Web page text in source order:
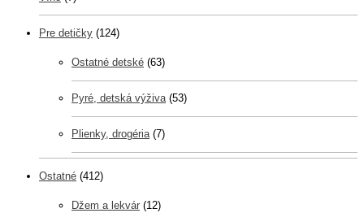
Pre detičky (124)
Ostatné detské (63)
Pyré, detská výživa (53)
Plienky, drogéria (7)
Ostatné (412)
Džem a lekvár (12)